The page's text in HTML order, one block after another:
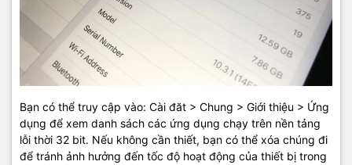
Bạn có thể truy cập vào: Cài đăt > Chung > Giới thiệu > Ứng
dụng để xem danh sách các ứng dụng chạy trên nền tảng
lỗi thời 32 bit. Nếu không cần thiết, bạn có thể xóa chúng đi
để tránh ảnh hưởng đến tốc độ hoạt động của thiết bị trong